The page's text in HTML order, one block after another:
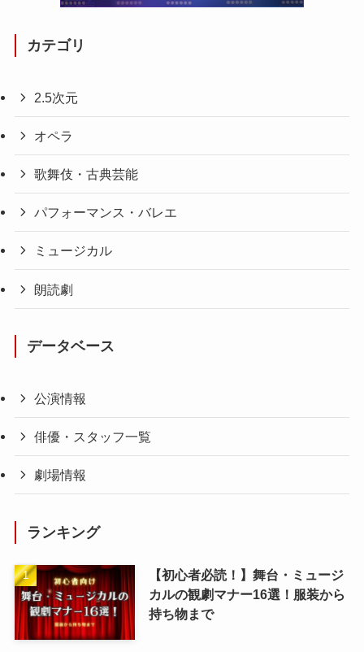
カテゴリ
2.5次元
オペラ
歌舞伎・古典芸能
パフォーマンス・バレエ
ミュージカル
朗読劇
データベース
公演情報
俳優・スタッフ一覧
劇場情報
ランキング
【初心者必読！】舞台・ミュージ
カルの観劇マナー16選！服装から
持ち物まで